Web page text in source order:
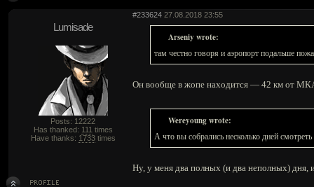
#233624 27.08.2018 23:55
Lumisade
Posts: 12222
Has thanked: 111 times
Have thanks: 1733times
Arseniy wrote:
там честно говоря и аэропорт подальше
Он вообще в жопе находится — 42 км от
Wereyoung wrote:
А что вы собрались несколько дней
Ну, у меня два полных (и два неполных) дня,